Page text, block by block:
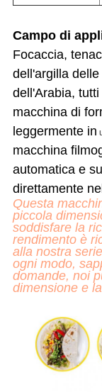
Campo di
Focaccia,
dell'argilla
dell'Arabia,
macchina di
leggermente in
macchina
automatica e
direttamente
Questa
piccola
soddisfare la
rendimento è
alla nostra
ogni modo,
domande, noi
dimensione e